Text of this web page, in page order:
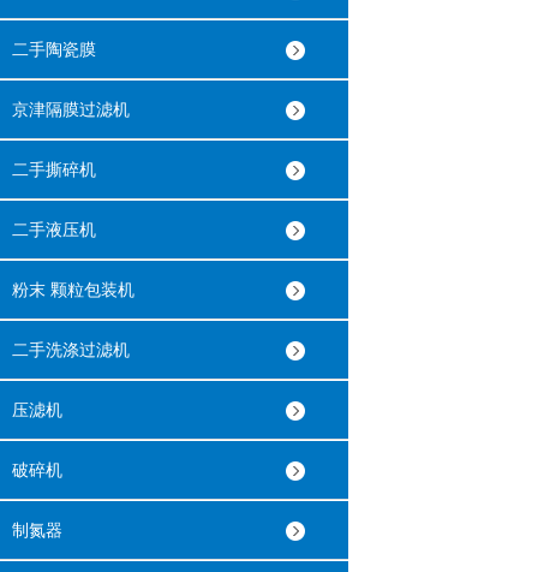
二手陶瓷膜
京津隔膜过滤机
二手撕碎机
二手液压机
粉末 颗粒包装机
二手洗涤过滤机
压滤机
破碎机
制氮器